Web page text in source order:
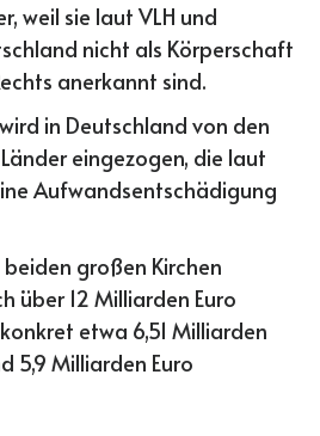
weil sie laut VLH und
nicht als Körperschaft
anerkannt sind.
in Deutschland von den
eingezogen, die laut
Aufwandsentschädigung
großen Kirchen
über 12 Milliarden Euro
etwa 6,51 Milliarden
5,9 Milliarden Euro